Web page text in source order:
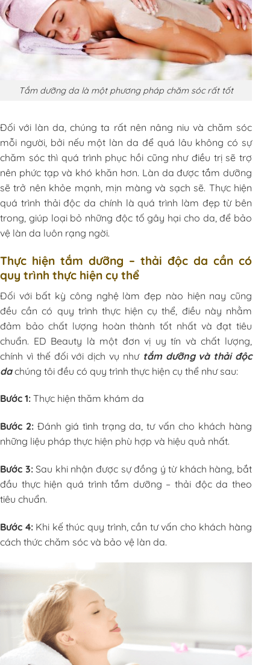
Tắm dưỡng da là một phương pháp chăm sóc rất tốt
Đối với làn da, chúng ta rất nên nâng niu và chăm sóc
mỗi người, bởi nếu một làn da để quá lâu không có sự
chăm sóc thì quá trình phục hồi cũng như điều trị sẽ trợ
nên phức tạp và khó khăn hơn. Làn da được tắm dưỡng
sẽ trở nên khỏe mạnh, mịn màng và sạch sẽ. Thực hiện
quá trình thải độc da chính là quá trình làm đẹp từ bên
trong, giúp loại bỏ những độc tố gây hại cho da, để bảo
vệ làn da luôn rạng ngời.
Thực hiện tắm dưỡng – thải độc da cần có
quy trình thực hiện cụ thể
Đối với bất kỳ công nghệ làm đẹp nào hiện nay cũng
đều cần có quy trình thực hiện cụ thể, điều này nhằm
đảm bảo chất lượng hoàn thành tốt nhất và đạt tiêu
chuẩn. ED Beauty là một đơn vị uy tín và chất lượng,
chính vì thế đối với dịch vụ như tắm dưỡng và thải độc
dachúng tôi đều có quy trình thực hiện cụ thể như sau:
Bước 1: Thực hiện thăm khám da
Bước 2:Đánh giá tình trạng da, tư vấn cho khách hàng
những liệu pháp thực hiện phù hợp và hiệu quả nhất.
Bước 3:Sau khi nhận được sự đồng ý từ khách hàng, bắt
đầu thực hiện quá trình tắm dưỡng – thải độc da theo
tiêu chuẩn.
Bước 4:Khi kế thúc quy trình, cần tư vấn cho khách hàng
cách thức chăm sóc và bảo vệ làn da.